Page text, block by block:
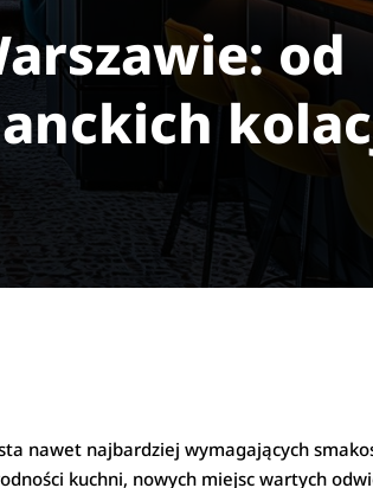
od
nawet najbardziej wymagających
kuchni, nowych miejsc wartych